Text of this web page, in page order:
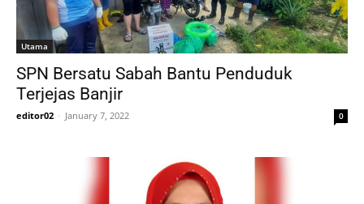
Utama
SPN Bersatu Sabah Bantu Penduduk
Terjejas Banjir
editor02 - January 7, 2022 0